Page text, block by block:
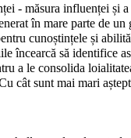
- măsura influenței și
în mare parte de
cunoștințele și
încearcă să identifice
a le consolida
cât sunt mai mari